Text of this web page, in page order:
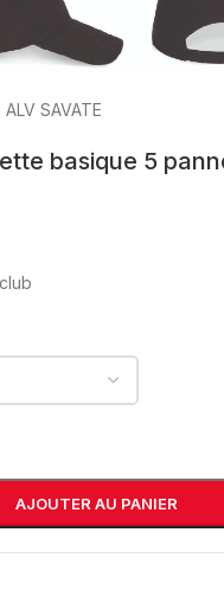
SAVATE
basique 5
AJOUTER AU PANIER